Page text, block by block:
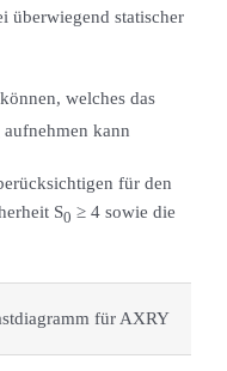
überwiegend statischer
welches das
kann
für den
S0 ≥ 4 sowie die
für AXRY